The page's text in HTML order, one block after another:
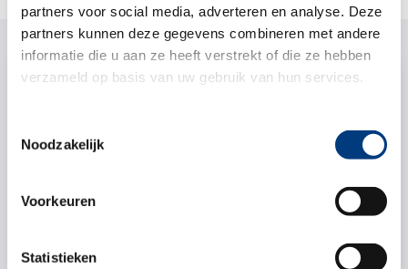
partners voor social media, adverteren en analyse. Deze
partners kunnen deze gegevens combineren met andere
informatie die u aan ze heeft verstrekt of die ze hebben
verzameld op basis van uw gebruik van hun services.
Noodzakelijk
Voorkeuren
Statistieken